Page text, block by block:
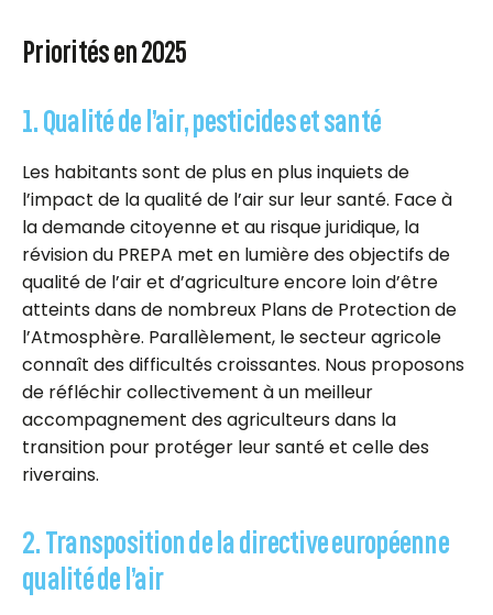
Priorités en 2025
1. Qualité de l’air, pesticides et santé
Les habitants sont de plus en plus inquiets de
l’impact de la qualité de l’air sur leur santé. Face à
la demande citoyenne et au risque juridique, la
révision du PREPA met en lumière des objectifs de
qualité de l’air et d’agriculture encore loin d’être
atteints dans de nombreux Plans de Protection de
l’Atmosphère. Parallèlement, le secteur agricole
connaît des difficultés croissantes. Nous proposons
de réfléchir collectivement à un meilleur
accompagnement des agriculteurs dans la
transition pour protéger leur santé et celle des
riverains.
2. Transposition de la directive européenne
qualité de l’air